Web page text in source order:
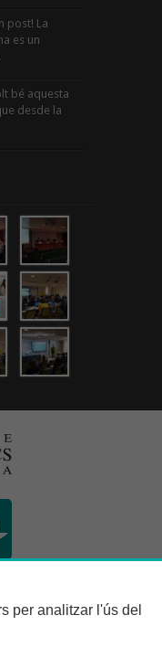
post! La
es un
bé aquesta
desde la
per analitzar l'ús del